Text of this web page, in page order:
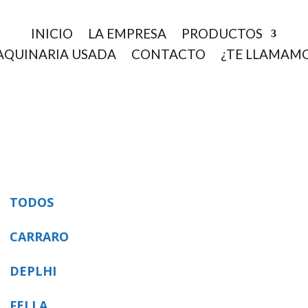
INICIO LA EMPRESA
PRODUCTOS
USADA
CONTACTO ¿TE
TODOS
CARRARO
DEPLHI